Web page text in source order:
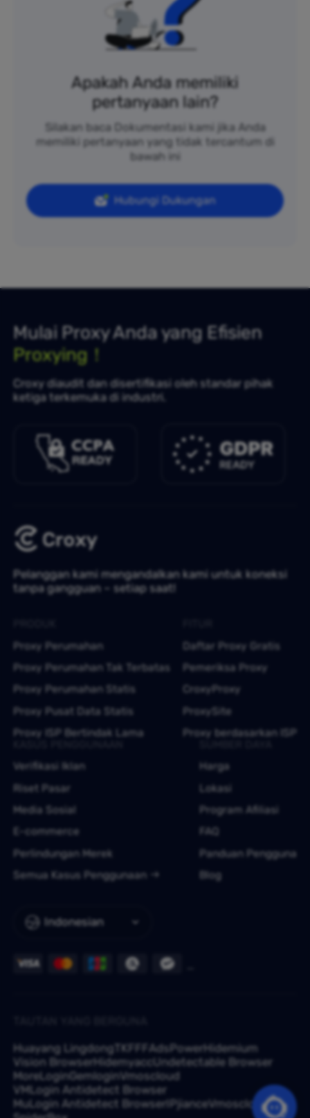
Apakah Anda memiliki
pertanyaan lain?
Silakan baca Dokumentasi kami jika Anda
memiliki pertanyaan yang tidak tercantum di
bawah ini
Hubungi Dukungan
Mulai Proxy Anda yang Efisien
Proxying！
Croxy diaudit dan disertifikasi oleh standar pihak
ketiga terkemuka di industri.
Pelanggan kami mengandalkan kami untuk koneksi
tanpa gangguan – setiap saat!
Indonesian
Proxy Perumahan
Proxy Perumahan Tak Terbatas
Proxy Perumahan Statis
Proxy Pusat Data Statis
Proxy ISP Bertindak Lama
Daftar Proxy Gratis
Pemeriksa Proxy
CroxyProxy
ProxySite
Proxy berdasarkan ISP
Verifikasi Iklan
Riset Pasar
Media Sosial
E-commerce
Perlindungan Merek
Semua Kasus Penggunaan
Harga
Lokasi
Program Afiliasi
FAQ
Panduan Pengguna
Blog
Huayang Lingdong TKFFF AdsPowerHidemium
Vision BrowserHidemyaccUndetectable Browser
MoreLoginGemlogin Vmoscloud
VMLogin Antidetect Browser
MuLogin Antidetect BrowserIPjianceVmoscloud